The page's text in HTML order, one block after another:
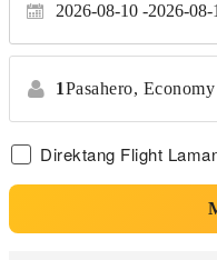
2026-08-10 2026-08-
1Pasahero, Economy
Direktang Flight